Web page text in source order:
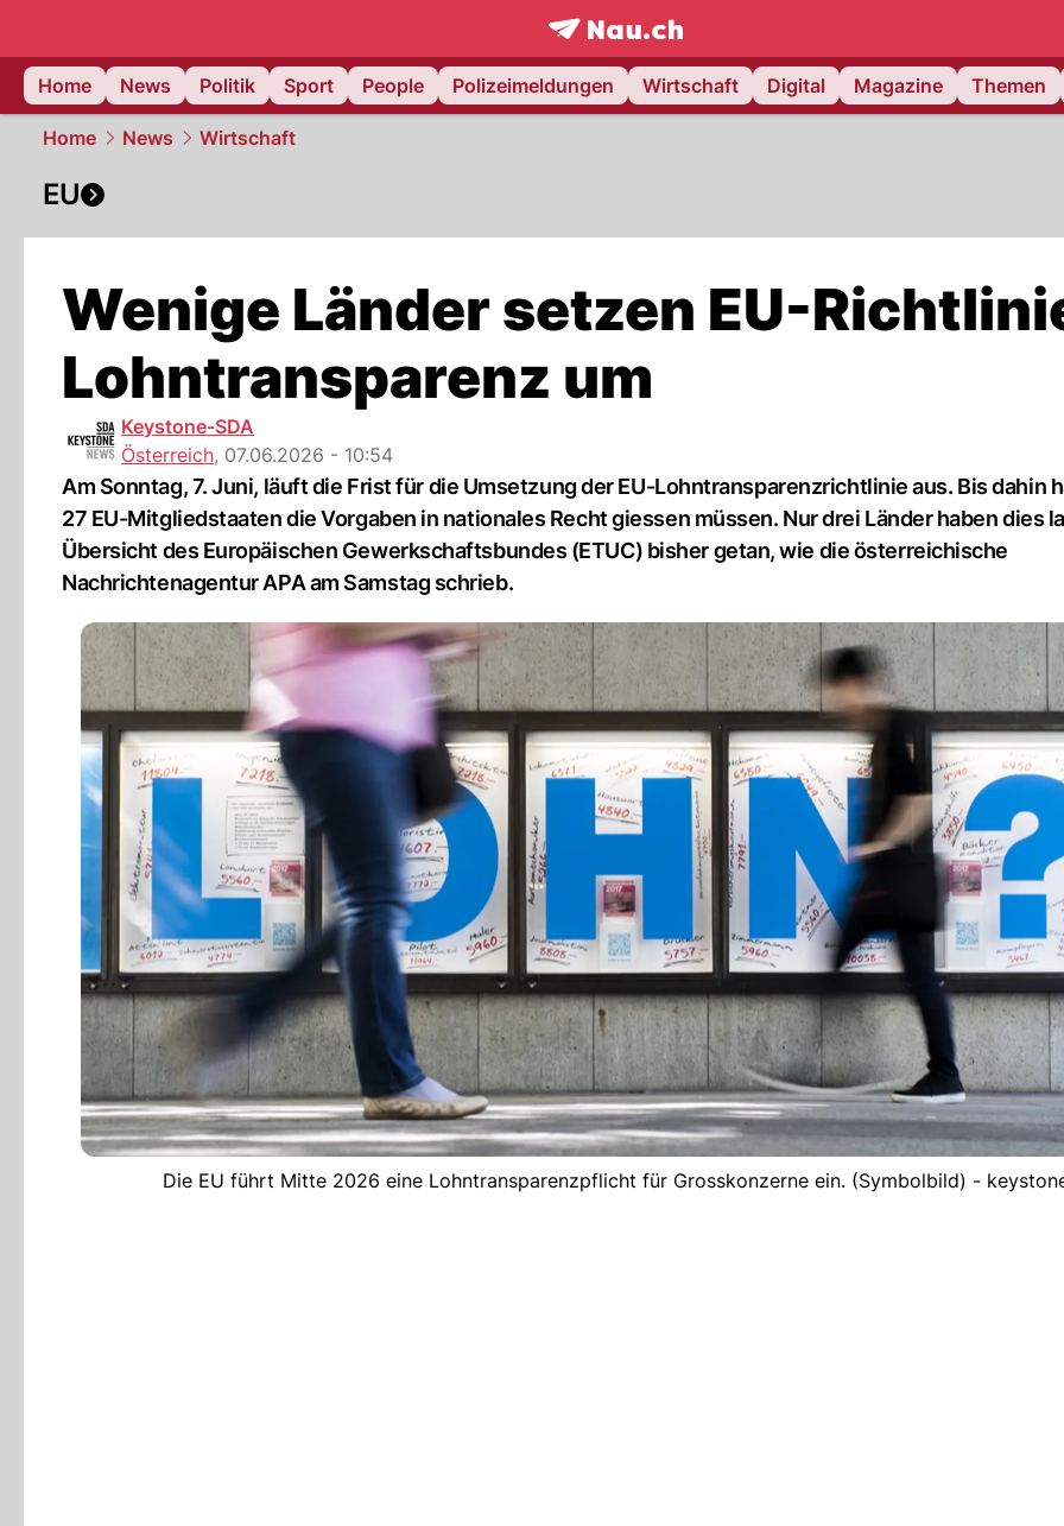
frontpage.NAU.ch
Home
News Politik Sport People Polizeimeldungen Wirtschaft Digital Magazine Themen
Home News Wirtschaft
EU
Wenige Länder setzen EU-
Lohntransparenz um
Keystone-SDA
Österreich, 07.06.2026 - 10:54
Am Sonntag, 7. Juni, läuft die Frist für die Umsetzung der EU-Lohntransparenzrichtlinie aus. Bis dahin
27 EU-Mitgliedstaaten die Vorgaben in nationales Recht giessen müssen. Nur drei Länder haben dies
Übersicht des Europäischen Gewerkschaftsbundes (ETUC) bisher getan, wie die österreichische
Nachrichtenagentur APA am Samstag schrieb.
Die EU führt Mitte 2026 eine Lohntransparenzpflicht für Grosskonzerne ein. (Symbolbild) -